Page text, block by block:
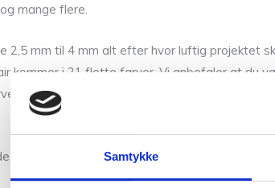
Samtykke
mange flere.
2,5 mm til 4 mm alt efter hvor luftig projektet
kommer i 21 flotte farver. Vi anbefaler at du
mere bæredygtigt. Ofte er det nok blot at
grundlage i 2005 Isager ApS.